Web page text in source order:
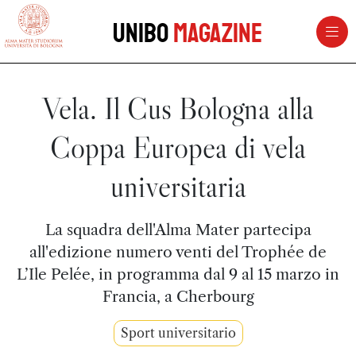
vai al contenuto della pagina
UniboMagazine
Vela. Il Cus Bologna alla
Coppa Europea di vela
universitaria
La squadra dell'Alma Mater partecipa
all'edizione numero venti del Trophée de
L’Ile Pelée, in programma dal 9 al 15 marzo in
Francia, a Cherbourg
Sport universitario